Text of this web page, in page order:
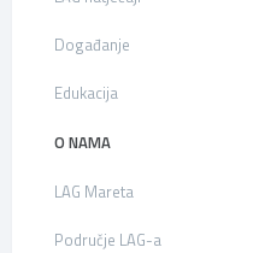
Događanje
Edukacija
O NAMA
LAG Mareta
Područje LAG-a